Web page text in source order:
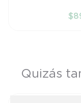
$
Quizás